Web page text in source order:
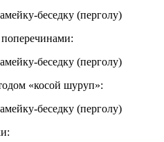
«косой шуруп»: